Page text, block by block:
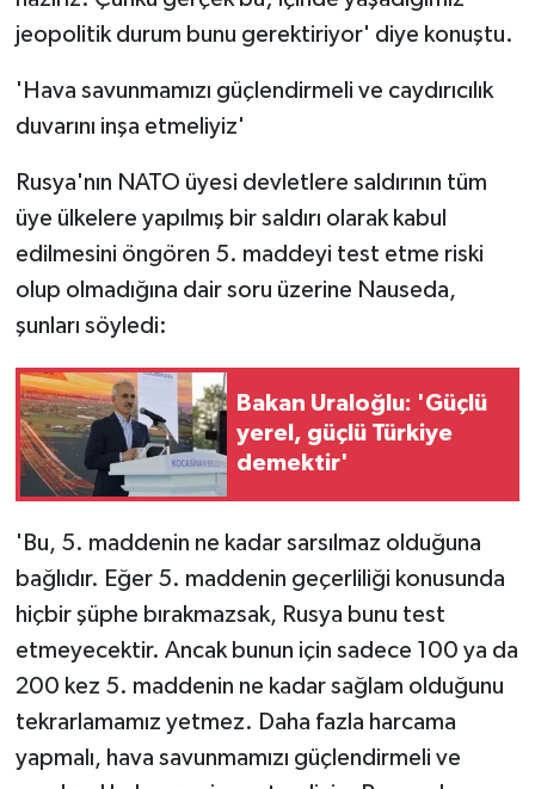
jeopolitik durum bunu gerektiriyor' diye konuştu.
'Hava savunmamızı güçlendirmeli ve caydırıcılık
duvarını inşa etmeliyiz'
Rusya'nın NATO üyesi devletlere saldırının tüm
üye ülkelere yapılmış bir saldırı olarak kabul
edilmesini öngören 5. maddeyi test etme riski
olup olmadığına dair soru üzerine Nauseda,
şunları söyledi:
Bakan Uraloğlu: 'Güçlü
yerel, güçlü Türkiye
demektir'
'Bu, 5. maddenin ne kadar sarsılmaz olduğuna
bağlıdır. Eğer 5. maddenin geçerliliği konusunda
hiçbir şüphe bırakmazsak, Rusya bunu test
etmeyecektir. Ancak bunun için sadece 100 ya da
200 kez 5. maddenin ne kadar sağlam olduğunu
tekrarlamamız yetmez. Daha fazla harcama
yapmalı, hava savunmamızı güçlendirmeli ve